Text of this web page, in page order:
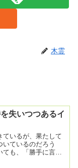
木霊
失いつつあるイ
ているが、果たして
いているのだろう
ても、「勝手に言っ